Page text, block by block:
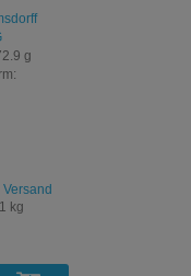
g
Versand
kg